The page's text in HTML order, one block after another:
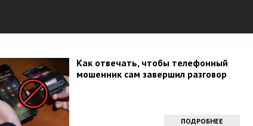
Как отвечать, чтобы телефонный
мошенник сам завершил разговор
ПОДРОБНЕЕ